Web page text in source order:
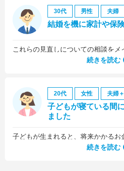
30代 男性 夫婦
結婚を機に家計や保
続きを読む
20代 女性 夫婦
子どもが寝ている間
ました
何より、とても親身になって対応してくださって大満足。うちと同じように子ども
続きを読む